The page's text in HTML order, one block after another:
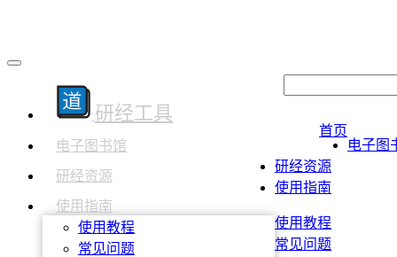
研经工具
电子图书馆
研经资源
使用指南
使用教程
常见问题
首页
电子图
研经资源
使用指南
使用教程
常见问题